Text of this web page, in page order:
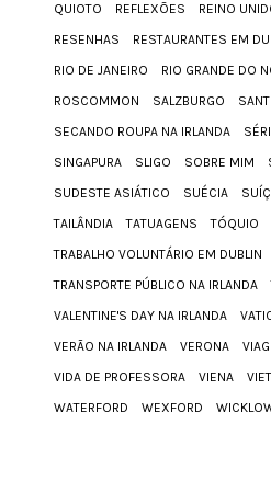
QUIOTO
REFLEXÕES REINO
RESENHAS
RESTAURANTES EM
RIO DE JANEIRO
RIO GRANDE DO
ROSCOMMON
SALZBURGO
SECANDO ROUPA NA IRLANDA
SINGAPURA
SLIGO SOBRE MIM
SUDESTE ASIÁTICO
SUÉCIA
TAILÂNDIA
TATUAGENS
TÓQUIO
TRABALHO VOLUNTÁRIO EM DUBLIN
TRANSPORTE PÚBLICO NA IRLANDA
VALENTINE'S DAY NA IRLANDA
VERÃO NA IRLANDA
VERONA
VIDA DE PROFESSORA
VIENA
WATERFORD
WEXFORD